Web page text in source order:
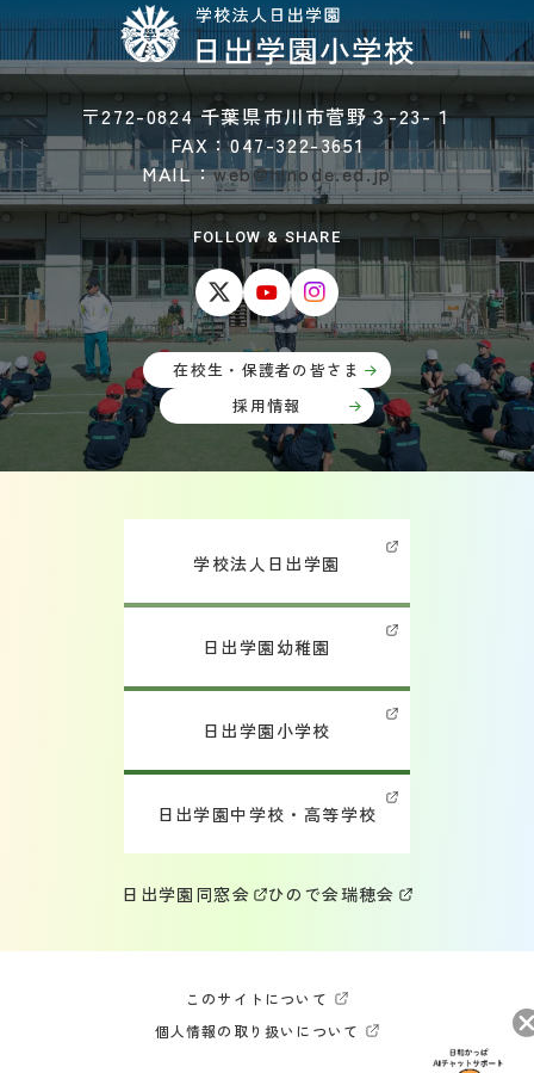
〒272-0824 千葉県市川市菅野３-23-１
FAX：047-322-3651
MAIL：web@hinode.ed.jp
FOLLOW & SHARE
在校生・保護者の皆さま
採用情報
学校法人日出学園
日出学園幼稚園
日出学園小学校
日出学園中学校・高等学校
日出学園同窓会 ひので会瑞穂会
このサイトについて
個人情報の取り扱いについて